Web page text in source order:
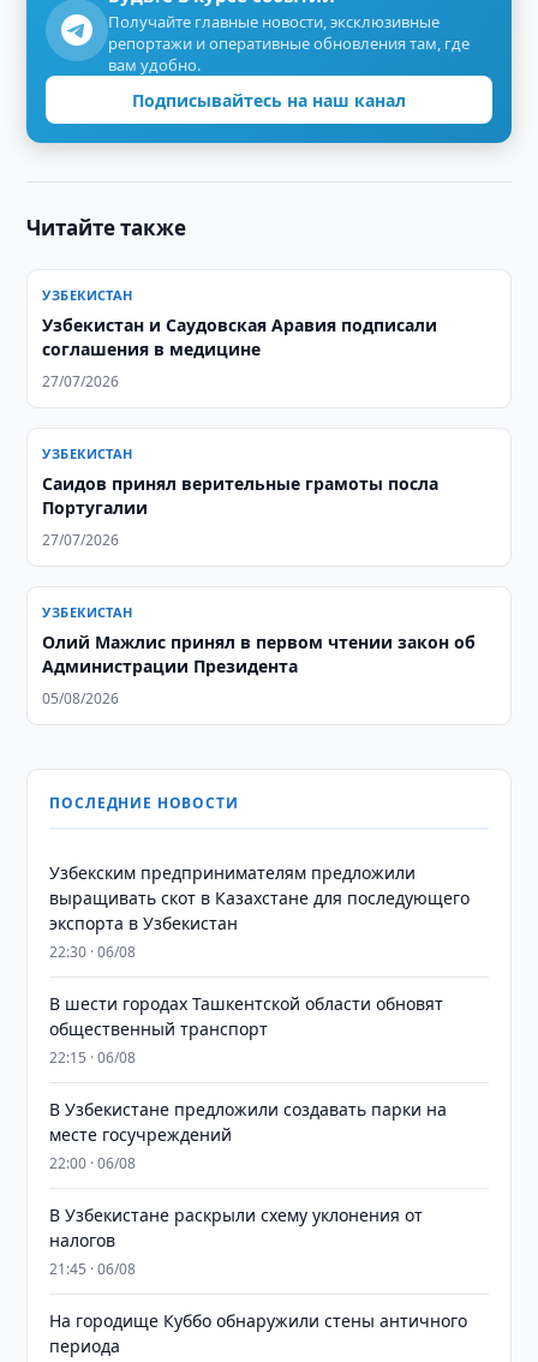
Получайте главные новости, эксклюзивные
репортажи и оперативные обновления там, где
вам удобно.
Подписывайтесь на наш канал
Читайте также
УЗБЕКИСТАН
Узбекистан и Саудовская Аравия подписали
соглашения в медицине
27/07/2026
УЗБЕКИСТАН
Саидов принял верительные грамоты посла
Португалии
27/07/2026
УЗБЕКИСТАН
Олий Мажлис принял в первом чтении закон об
Администрации Президента
05/08/2026
ПОСЛЕДНИЕ НОВОСТИ
Узбекским предпринимателям предложили
выращивать скот в Казахстане для последующего
экспорта в Узбекистан
22:30 · 06/08
В шести городах Ташкентской области обновят
общественный транспорт
22:15 · 06/08
В Узбекистане предложили создавать парки на
месте госучреждений
22:00 · 06/08
В Узбекистане раскрыли схему уклонения от
налогов
21:45 · 06/08
На городище Куббо обнаружили стены античного
периода